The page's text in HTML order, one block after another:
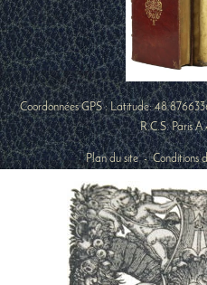
Coordonnées GPS : Latitude:
R.C.S. Paris
Plan du site-Conditions